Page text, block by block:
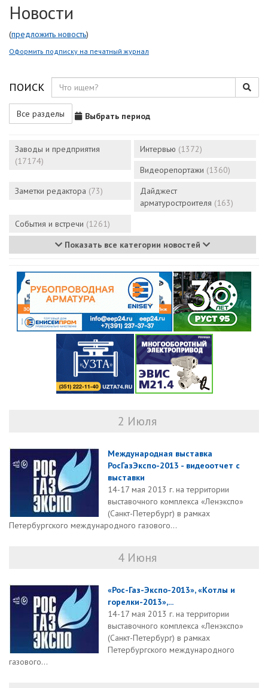
Новости
(предложить новость)
Оформить подписку на печатный журнал
ПОИСК
Все разделы Выбрать период
Заводы и предприятия
(17174)
Интервью (1372)
Видеорепортажи (1360)
Заметки редактора (73)
Дайджест
арматуростроителя (163)
События и встречи (1261)
Показать все категории новостей
2 Июля
Международная выставка
РосГазЭкспо-2013 - видеоотчет с
выставки
14-17 мая 2013 г. на территории
выставочного комплекса «Ленэкспо»
(Санкт-Петербург) в рамках
Петербургского международного газового...
4 Июня
«Рос-Газ-Экспо-2013», «Котлы и
горелки-2013»,...
14-17 мая 2013 г. на территории
выставочного комплекса «Ленэкспо»
(Санкт-Петербург) в рамках
Петербургского международного
газового...